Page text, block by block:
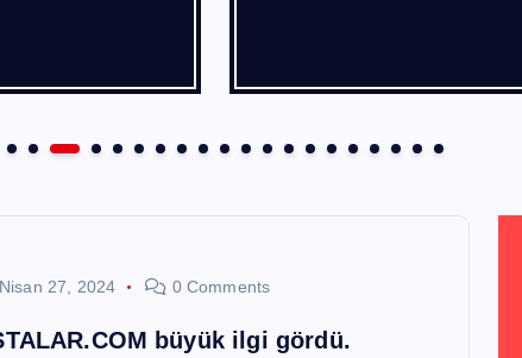
Nisan 27, 2024 0 Comments
büyük ilgi gördü.